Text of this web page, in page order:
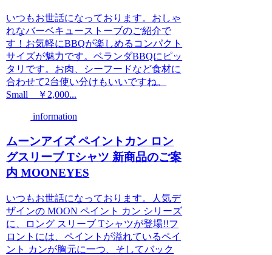
いつもお世話になっております。おしゃ
れなバーベキューストーブのご紹介で
す！お気軽にBBQが楽しめるコンパクト
サイズが魅力です。ベランダBBQにピッ
タリです。お肉、シーフードなど食材に
合わせて2台使い分けもいいですね。
Small ￥2,000...
information
ムーンアイズ ペイントカン ロン
グスリーブ Tシャツ 新商品のご案
内 MOONEYES
いつもお世話になっております。人気デ
ザインの MOON ペイント カン シリーズ
に、ロング スリーブ Tシャツが登場!!フ
ロントには、ペイントが溢れているペイ
ント カンが胸元に一つ、そしてバック